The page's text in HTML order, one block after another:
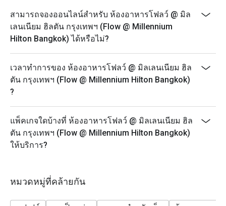
- Friday-Saturday: A La Carte menu start 12.00-4.30 PM
- Sunday: A La Carte menu start 3.00-9.30 PM
* Prices may be changed at any time without further
Christmas, New Year, Valentine’s day etc.)
* Please be on time for your reservation to guarantee
your discount and seating. If you arrive more than 15
* Discount applies to Buffet and a la carte menu not
applicable with drinks menu and any other restaurant’s
ongoing promotion.
below for more details.
* Menu and pricing subject to change without notice.
สามารถจองออนไลน์สำหรับ ห้องอาหารโฟลว์ @ มิล
เลนเนียม ฮิลตัน กรุงเทพฯ (Flow @ Millennium
Hilton Bangkok) ได้หรือไม่?
เวลาทำการของ ห้องอาหารโฟลว์ @ มิลเลนเนียม ฮิล
ตัน กรุงเทพฯ (Flow @ Millennium Hilton Bangkok)
?
แพ็คเกจใดบ้างที่ ห้องอาหารโฟลว์ @ มิลเลนเนียม ฮิล
ตัน กรุงเทพฯ (Flow @ Millennium Hilton Bangkok)
ให้บริการ?
หมวดหมู่ที่คล้ายกัน